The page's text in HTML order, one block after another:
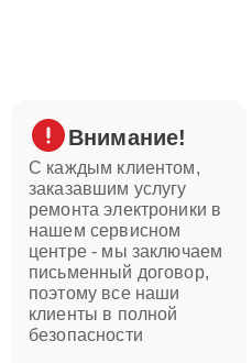
Внимание!
С каждым клиентом,
заказавшим услугу
ремонта электроники в
нашем сервисном
центре - мы заключаем
письменный договор,
поэтому все наши
клиенты в полной
безопасности